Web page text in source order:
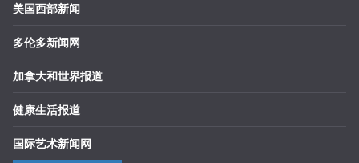
美国西部新闻
多伦多新闻网
加拿大和世界报道
健康生活报道
国际艺术新闻网